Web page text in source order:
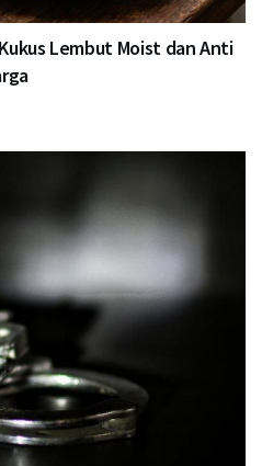
Lembut Moist dan Anti